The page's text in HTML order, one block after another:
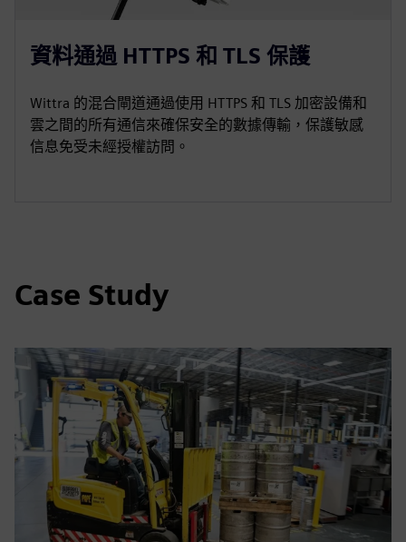
資料通過 HTTPS 和 TLS 保護
Wittra 的混合閘道通過使用 HTTPS 和 TLS 加密設備和
雲之間的所有通信來確保安全的數據傳輸，保護敏感
信息免受未經授權訪問。
Case Study